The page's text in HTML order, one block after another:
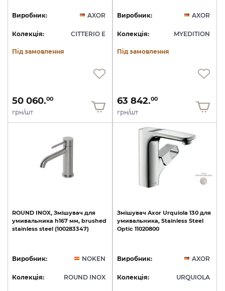
Виробник: AXOR
Колекція: CITTERIO E
Під замовлення
50 060.00
грн/шт
Виробник: AXOR
Колекція: MYEDITION
Під замовлення
63 842.00
грн/шт
ROUND INOX, Змішувач для
умивальника h167 мм, brushed
stainless steel (100283347)
Виробник: NOKEN
Колекція: ROUND INOX
Змішувач Axor Urquiola 130 для
умивальника, Stainless Steel
Optic 11020800
Виробник: AXOR
Колекція: URQUIOLA